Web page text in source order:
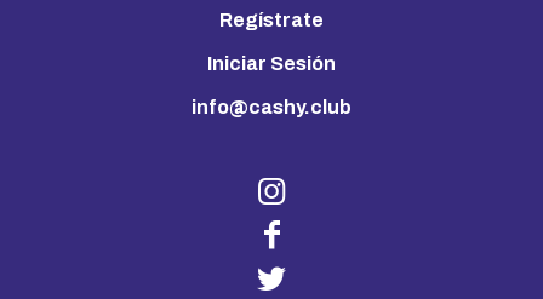
Regístrate
Iniciar Sesión
info@cashy.club